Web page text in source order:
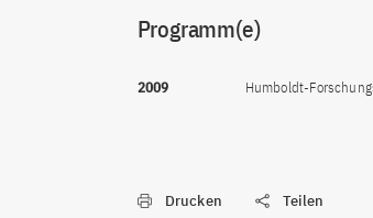
Programm(e)
2009 Humboldt-
Drucken Teilen